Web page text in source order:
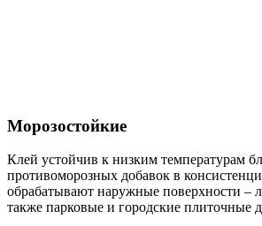
Морозостойкие
Клей устойчив к низким температурам
противоморозных добавок в
обрабатывают наружные поверхности –
также парковые и городские плиточные